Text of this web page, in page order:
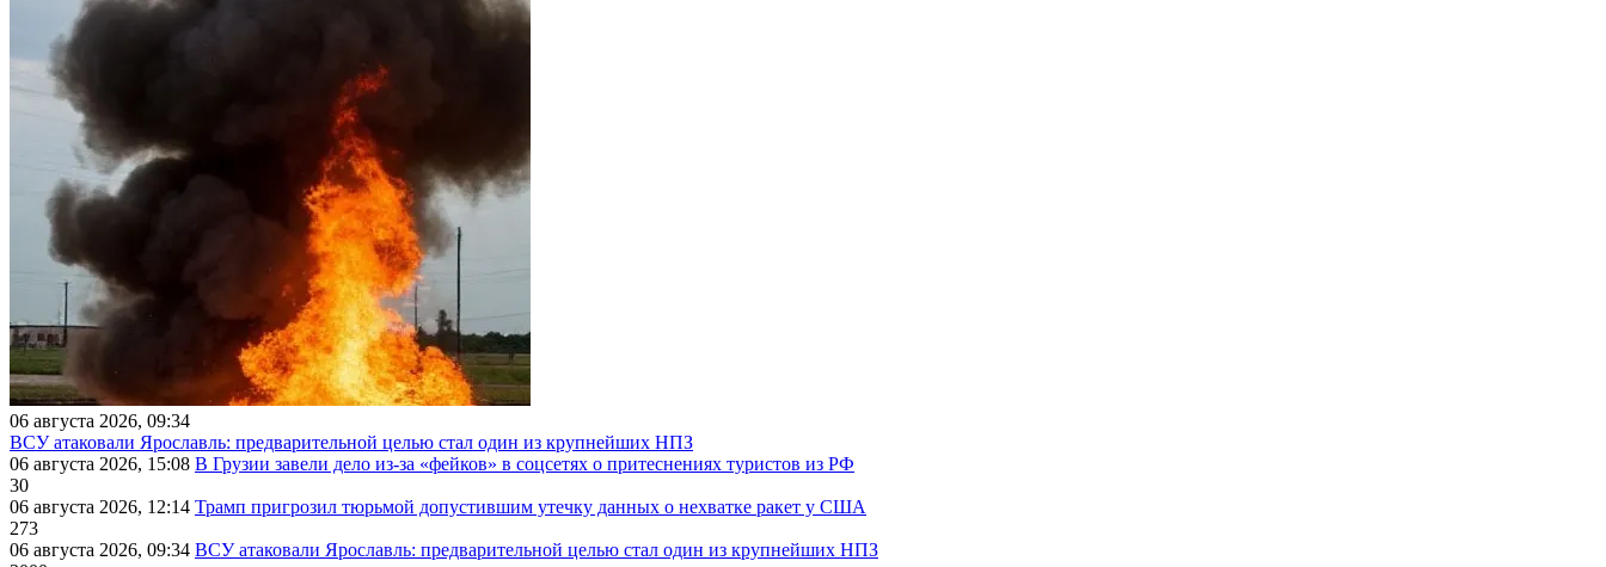
06 августа 2026, 09:34
ВСУ атаковали Ярославль: предварительной целью стал один из крупнейших НПЗ
06 августа 2026, 15:08 В Грузии завели дело из-за «фейков» в соцсетях о притеснениях туристов из РФ
30
06 августа 2026, 12:14 Трамп пригрозил тюрьмой допустившим утечку данных о нехватке ракет у США
273
06 августа 2026, 09:34 ВСУ атаковали Ярославль: предварительной целью стал один из крупнейших НПЗ